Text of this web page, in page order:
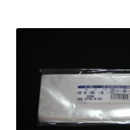
プ
お買い物カゴ
特定商取引
プライバシーポリシー